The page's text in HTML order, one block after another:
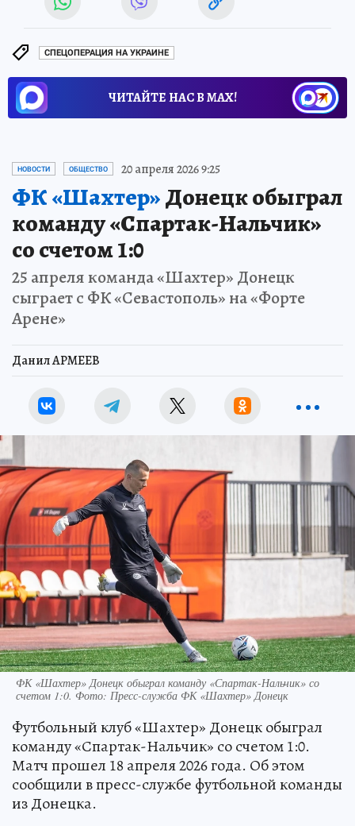
СПЕЦОПЕРАЦИЯ НА УКРАИНЕ
ЧИТАЙТЕ НАС В МАХ!
НОВОСТИ ОБЩЕСТВО 20 апреля 2026 9:25
ФК «Шахтер»Донецк обыграл
команду «Спартак-Нальчик»
со счетом 1:0
25 апреля команда «Шахтер» Донецк
сыграет с ФК «Севастополь» на «Форте
Арене»
Данил АРМЕЕВ
ФК «Шахтер» Донецк обыграл команду «Спартак-Нальчик» со
счетом 1:0. Фото: Пресс-служба ФК «Шахтер» Донецк
Футбольный клуб «Шахтер» Донецк обыграл
команду «Спартак-Нальчик» со счетом 1:0.
Матч прошел 18 апреля 2026 года. Об этом
сообщили в пресс-службе футбольной команды
из Донецка.